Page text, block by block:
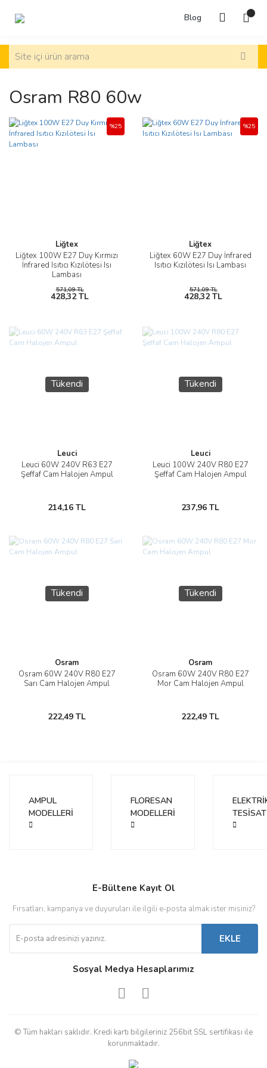
Blog
Osram R80 60w
Liğtex
Liğtex 100W E27 Duy Kırmızı
İnfrared Isıtıcı Kızılötesi Isı
Lambası
%25
571,09 TL
428,32 TL
Liğtex
Liğtex 60W E27 Duy İnfrared
Isıtıcı Kızılötesi Isı Lambası
%25
571,09 TL
428,32 TL
Tükendi
Leuci
Leuci 60W 240V R63 E27
Şeffaf Cam Halojen Ampul
214,16 TL
Tükendi
Leuci
Leuci 100W 240V R80 E27
Şeffaf Cam Halojen Ampul
237,96 TL
Tükendi
Osram
Osram 60W 240V R80 E27
Sarı Cam Halojen Ampul
222,49 TL
Tükendi
Osram
Osram 60W 240V R80 E27
Mor Cam Halojen Ampul
222,49 TL
AMPUL
MODELLERİ
FLORESAN
MODELLERİ
TESİSAT
E-Bültene Kayıt Ol
Fırsatları, kampanya ve duyuruları ile ilgili e-posta almak ister misiniz?
EKLE
Sosyal Medya Hesaplarımız
© Tüm hakları saklıdır. Kredi kartı bilgileriniz 256bit SSL sertifikası ile
korunmaktadır.